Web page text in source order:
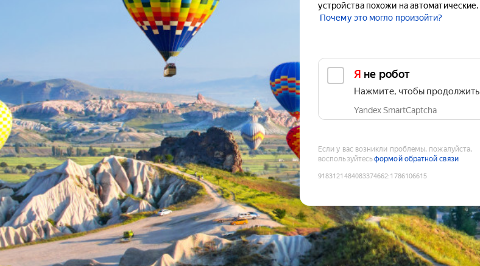
устройства похожи на автоматические.
Почему это могло произойти?
Я не робот
Нажмите, чтобы продолжить
Yandex SmartCaptcha
Если у вас возникли проблемы, пожалуйста,
воспользуйтесьформой обратной связи
9183121484083374662:1786106615